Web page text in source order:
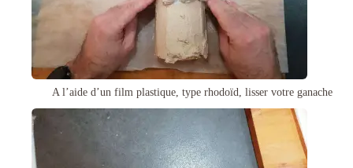
A l’aide d’un film plastique, type rhodoïd, lisser votre ganache